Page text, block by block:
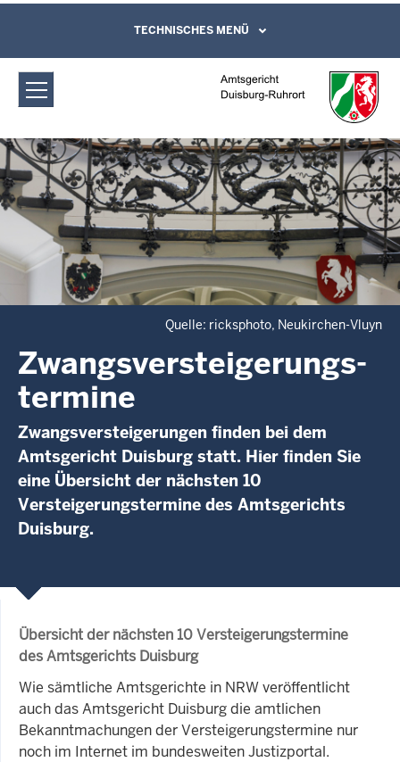
Amtsgericht Duisburg-Ruhrort:
Zwangsversteigerungs­termine
Direkt zum Inhalt
Leichte Sprache, Gebärdensprachenvideo
und Kontaktformular
TECHNISCHES MENÜ
Quelle: ricksphoto, Neukirchen-Vluyn
Zwangsversteigerungs­
termine
Zwangsversteigerungen finden bei dem
Amtsgericht Duisburg statt. Hier finden Sie
eine Übersicht der nächsten 10
Versteigerungstermine des Amtsgerichts
Duisburg.
Übersicht der nächsten 10 Versteigerungstermine
des Amtsgerichts Duisburg
Wie sämtliche Amtsgerichte in NRW veröffentlicht
auch das Amtsgericht Duisburg die amtlichen
Bekanntmachungen der Versteigerungstermine nur
noch im Internet im bundesweiten Justizportal.